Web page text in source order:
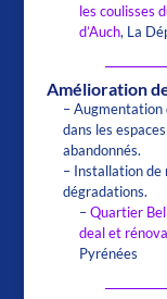
les coulisses
d’Auch, La
Amélioration
– Augmentation
dans les
abandonnés.
– Installation de
dégradations.
–Quartier
deal et
Pyrénées